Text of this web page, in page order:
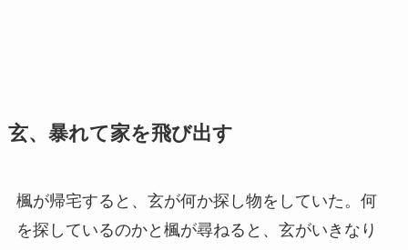
玄、暴れて家を飛び出す
楓が帰宅すると、玄が何か探し物をしていた。何
を探しているのかと楓が尋ねると、玄がいきなり